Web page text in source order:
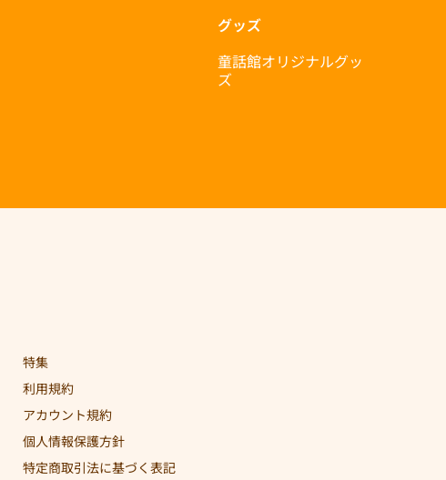
グッズ
童話館オリジナルグッ
ズ
特集
利用規約
アカウント規約
個人情報保護方針
特定商取引法に基づく表記